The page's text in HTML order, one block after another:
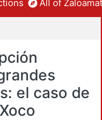
All of
el caso de